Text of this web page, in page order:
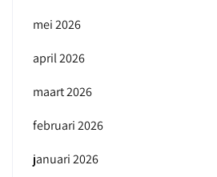
mei 2026
april 2026
maart 2026
februari 2026
januari 2026